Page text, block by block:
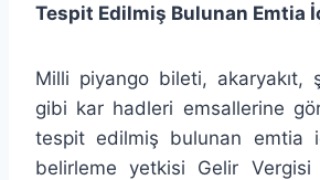
Tespit Edilmiş Bulunan Emtia
Milli piyango bileti, akaryakıt,
gibi kar hadleri emsallerine
tespit edilmiş bulunan emtia
belirleme yetkisi Gelir Vergisi